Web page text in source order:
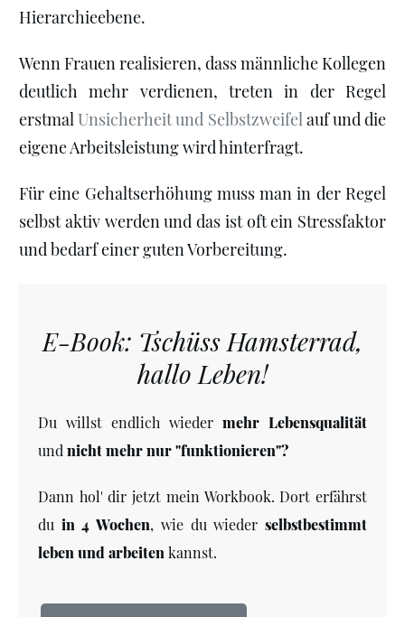
Hierarchieebene.
Wenn Frauen realisieren, dass männliche Kollegen
deutlich mehr verdienen, treten in der Regel
erstmalUnsicherheit und Selbstzweifelauf und die
eigene Arbeitsleistung wird hinterfragt.
Für eine Gehaltserhöhung muss man in der Regel
selbst aktiv werden und das ist oft ein Stressfaktor
und bedarf einer guten Vorbereitung.
E-Book: Tschüss Hamsterrad,
hallo Leben!
Du willst endlich wieder mehr Lebensqualität
und nicht mehr nur "funktionieren"?
Dann hol' dir jetzt mein Workbook. Dort erfährst
du in 4 Wochen, wie du wiederselbstbestimmt
leben und arbeiten kannst.